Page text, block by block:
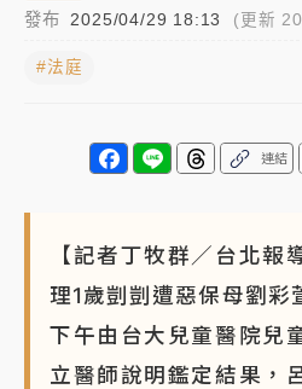
面手法 郭台銘、蔡英文成關鍵
蔻蔡玉真開撕爆料
蔣萬安的建中同學！47歲法
要3件事
發布 2025/04/29 18:13 (更新
#法庭
連結
【記者丁牧群／台北報
理1歲剴剴遭惡保母劉彩
下午由台大兒童醫院兒
立醫師說明鑑定結果，